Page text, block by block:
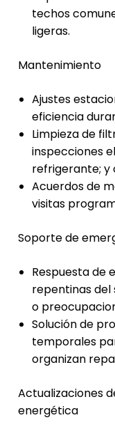
techos
ligeras.
Mantenimiento
Ajustes
eficiencia
Limpieza de
inspecciones
refrigerante; y
Acuerdos de
visitas
Soporte de
Respuesta de
repentinas del
o
Solución de
temporales
organizan
Actualizaciones
energética